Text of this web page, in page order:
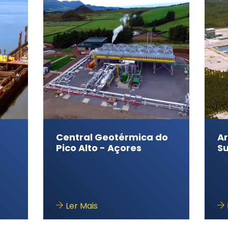
Armazenamento
Subterrâneo do Carriço
Ler Mais